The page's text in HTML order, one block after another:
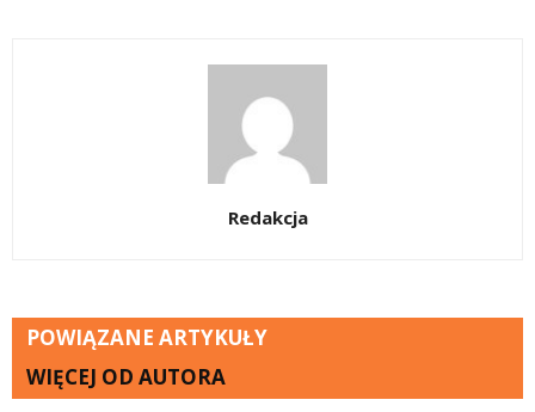
Redakcja
POWIĄZANE ARTYKUŁY
WIĘCEJ OD AUTORA